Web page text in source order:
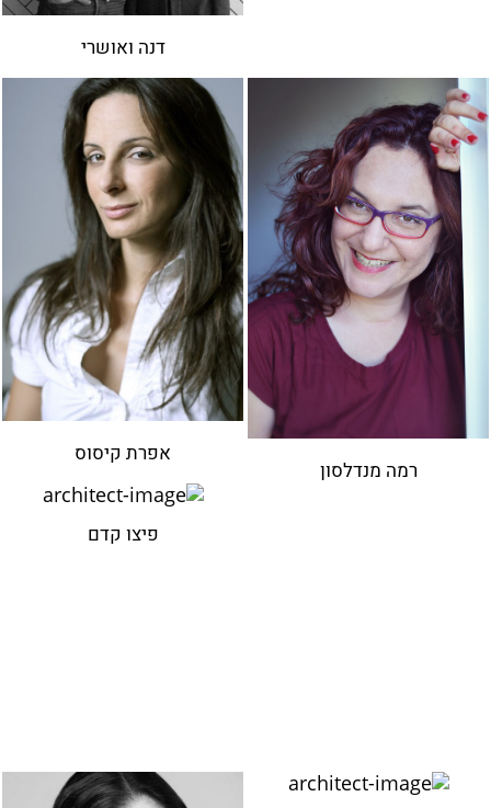
דנה ואושרי
רמה מנדלסון
אפרת קיסוס
פיצו קדם